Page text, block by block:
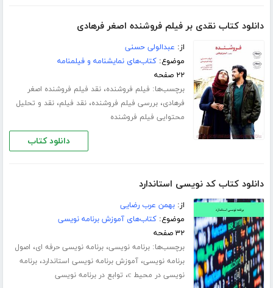
دانلود کتاب نقدی بر فیلم فروشنده اصغر فرهادی
از: عبدالولی حسنی
موضوع:کتاب‌های نمایشنامه و فیلمنامه
۲۲ صفحه
برچسب‌ها: فیلم فروشنده،نقد فیلم فروشنده اصغر
فرهادی،بررسی فیلم فروشنده،نقد فیلم،نقد و تحلیل
محتوایی فیلم فروشنده
دانلود کتاب
دانلود کتاب کد نویسی استاندارد
از:بهمن عرب رضایی
موضوع:کتاب‌های آموزش برنامه نویسی
۳۲ صفحه
برچسب‌ها:برنامه نویسی،برنامه نویسی حرفه ای، اصول
برنامه نویسی،آموزش برنامه نویسی استاندارد،برنامه
نویسی در محیط c ، توابع در برنامه نویسی